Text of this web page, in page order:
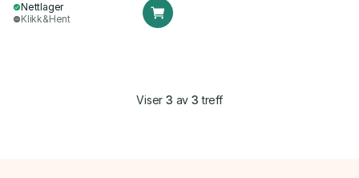
Nettlager
Klikk&Hent
Viser3 av 3 treff